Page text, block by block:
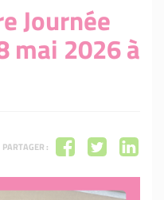
Journée
mai 2026 à
PARTAGER :